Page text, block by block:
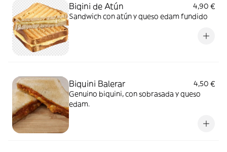
Biqini de Atún
4,90 €
Sandwich con atún y queso edam fundido
Biquini Balerar
4,50 €
Genuino biquini, con sobrasada y queso
edam.